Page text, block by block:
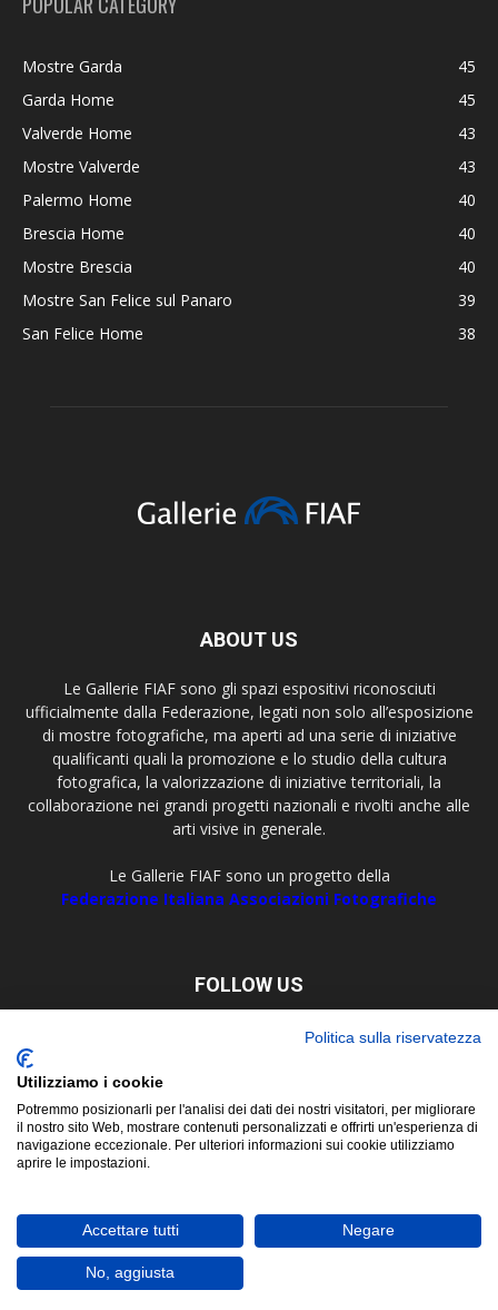
Mostre Garda
45
Garda Home
45
Valverde Home
43
Mostre Valverde
43
Palermo Home
40
Brescia Home
40
Mostre Brescia
40
Mostre San Felice sul Panaro
39
San Felice Home
38
ABOUT US
Le Gallerie FIAF sono gli spazi espositivi riconosciuti
ufficialmente dalla Federazione, legati non solo all’esposizione
di mostre fotografiche, ma aperti ad una serie di iniziative
qualificanti quali la promozione e lo studio della cultura
fotografica, la valorizzazione di iniziative territoriali, la
collaborazione nei grandi progetti nazionali e rivolti anche alle
arti visive in generale.
Le Gallerie FIAF sono un progetto della
Federazione Italiana Associazioni Fotografiche
FOLLOW US
© Copyright 2019 ©FIAF - Federazione Italiana Associazioni
Fotografiche
Corso San Martino, 8 - 10122 Torino Tel. +39 011 5629479 P. Iva e C.F.
02657450017
Politica sulla riservatezza
Utilizziamo i cookie
Potremmo posizionarli per l'analisi dei dati dei nostri visitatori, per migliorare
il nostro sito Web, mostrare contenuti personalizzati e offrirti un'esperienza di
navigazione eccezionale. Per ulteriori informazioni sui cookie utilizziamo
aprire le impostazioni.
Accettare tutti Negare
No, aggiusta